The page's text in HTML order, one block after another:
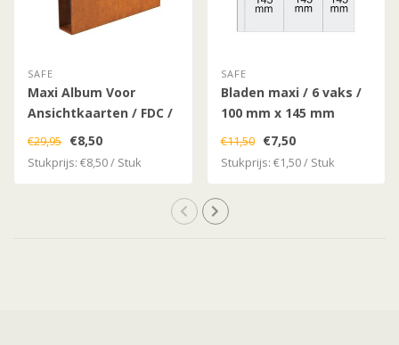
SAFE
Maxi Album Voor
Ansichtkaarten / FDC /
Brieven / Documenten
€29,95 €8,50
Stukprijs: €8,50 / Stuk
SAFE
Bladen maxi / 6 vaks /
100 mm x 145 mm
€11,50 €7,50
Stukprijs: €1,50 / Stuk